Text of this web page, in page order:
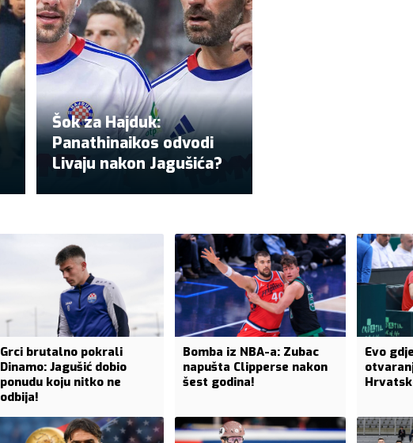
Šok za Hajduk:
Panathinaikos odvodi
Livaju nakon Jagušića?
Grci brutalno pokrali
Dinamo: Jagušić dobio
ponudu koju nitko ne
odbija!
Bomba iz NBA-a: Zubac
napušta Clipperse nakon
šest godina!
Evo